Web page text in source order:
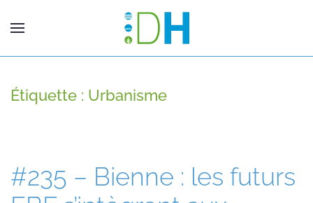
Étiquette : Urbanisme
#235 – Bienne : les futurs